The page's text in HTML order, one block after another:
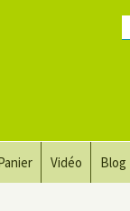
Vidéo Blog